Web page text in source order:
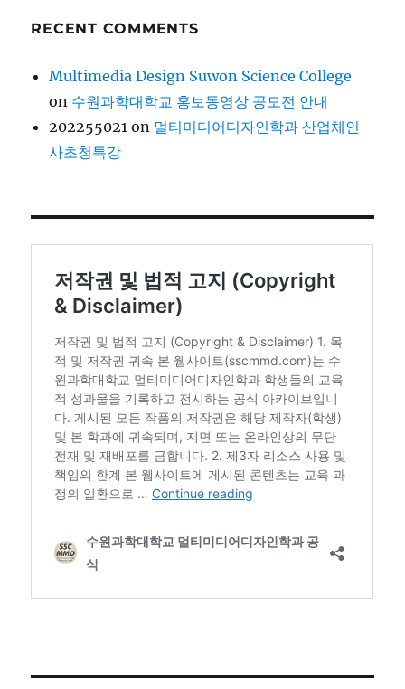
RECENT COMMENTS
Multimedia Design Suwon Science College
on 수원과학대학교 홍보동영상 공모전 안내
202255021 on 멀티미디어디자인학과 산업체인
사초청특강